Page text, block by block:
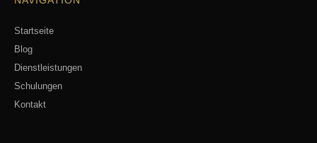
Startseite
Blog
Dienstleistungen
Schulungen
Kontakt